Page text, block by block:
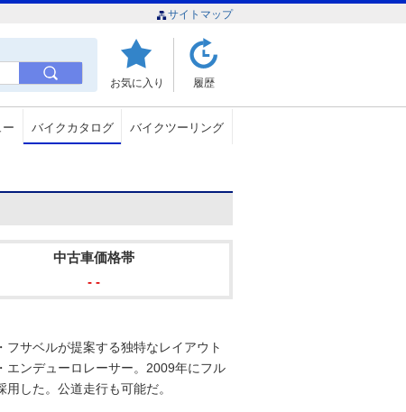
サイトマップ
お気に入り 履歴
バイクカタログ バイクツーリング
中古車価格帯
- -
サベルが提案する独特なレイアウト
エンデューロレーサー。2009年にフル
した。公道走行も可能だ。